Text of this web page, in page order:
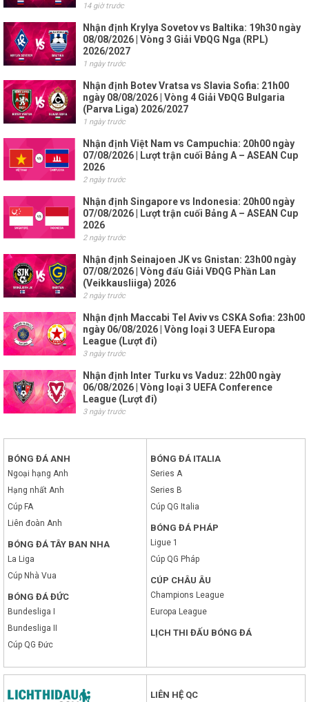
14 giờ trước
Nhận định Krylya Sovetov vs Baltika: 19h30 ngày
08/08/2026 | Vòng 3 Giải VĐQG Nga (RPL)
2026/2027
1 ngày trước
Nhận định Botev Vratsa vs Slavia Sofia: 21h00
ngày 08/08/2026 | Vòng 4 Giải VĐQG Bulgaria
(Parva Liga) 2026/2027
1 ngày trước
Nhận định Việt Nam vs Campuchia: 20h00 ngày
07/08/2026 | Lượt trận cuối Bảng A – ASEAN Cup
2026
2 ngày trước
Nhận định Singapore vs Indonesia: 20h00 ngày
07/08/2026 | Lượt trận cuối Bảng A – ASEAN Cup
2026
2 ngày trước
Nhận định Seinajoen JK vs Gnistan: 23h00 ngày
07/08/2026 | Vòng đấu Giải VĐQG Phần Lan
(Veikkausliiga) 2026
2 ngày trước
Nhận định Maccabi Tel Aviv vs CSKA Sofia: 23h00
ngày 06/08/2026 | Vòng loại 3 UEFA Europa
League (Lượt đi)
3 ngày trước
Nhận định Inter Turku vs Vaduz: 22h00 ngày
06/08/2026 | Vòng loại 3 UEFA Conference
League (Lượt đi)
3 ngày trước
BÓNG ĐÁ ANH
Ngoại hạng Anh
Hạng nhất Anh
Cúp FA
Liên đoàn Anh
BÓNG ĐÁ TÂY BAN NHA
La Liga
Cúp Nhà Vua
BÓNG ĐÁ ĐỨC
Bundesliga I
Bundesliga II
Cúp QG Đức
BÓNG ĐÁ ITALIA
Series A
Series B
Cúp QG Italia
BÓNG ĐÁ PHÁP
Ligue 1
Cúp QG Pháp
CÚP CHÂU ÂU
Champions League
Europa League
LỊCH THI ĐẤU BÓNG ĐÁ
LIÊN HỆ QC